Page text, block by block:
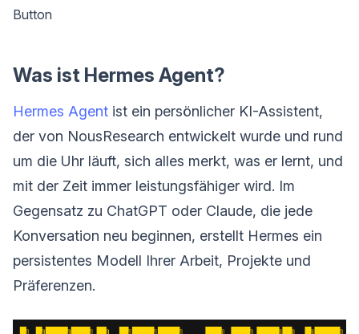
Button
Was ist Hermes Agent?
Hermes Agent ist ein persönlicher KI-Assistent,
der von NousResearch entwickelt wurde und rund
um die Uhr läuft, sich alles merkt, was er lernt, und
mit der Zeit immer leistungsfähiger wird. Im
Gegensatz zu ChatGPT oder Claude, die jede
Konversation neu beginnen, erstellt Hermes ein
persistentes Modell Ihrer Arbeit, Projekte und
Präferenzen.